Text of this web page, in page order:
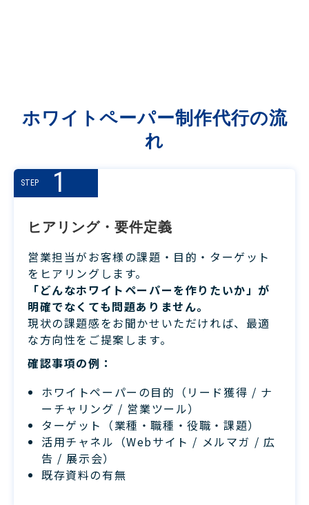
ホワイトペーパー制作代行の流
れ
STEP 1
ヒアリング・要件定義
営業担当がお客様の課題・目的・ターゲット
をヒアリングします。
「どんなホワイトペーパーを作りたいか」が
明確でなくても問題ありません。
現状の課題感をお聞かせいただければ、最適
な方向性をご提案します。
確認事項の例：
ホワイトペーパーの目的（リード獲得 / ナ
ーチャリング / 営業ツール）
ターゲット（業種・職種・役職・課題）
活用チャネル（Webサイト / メルマガ / 広
告 / 展示会）
既存資料の有無